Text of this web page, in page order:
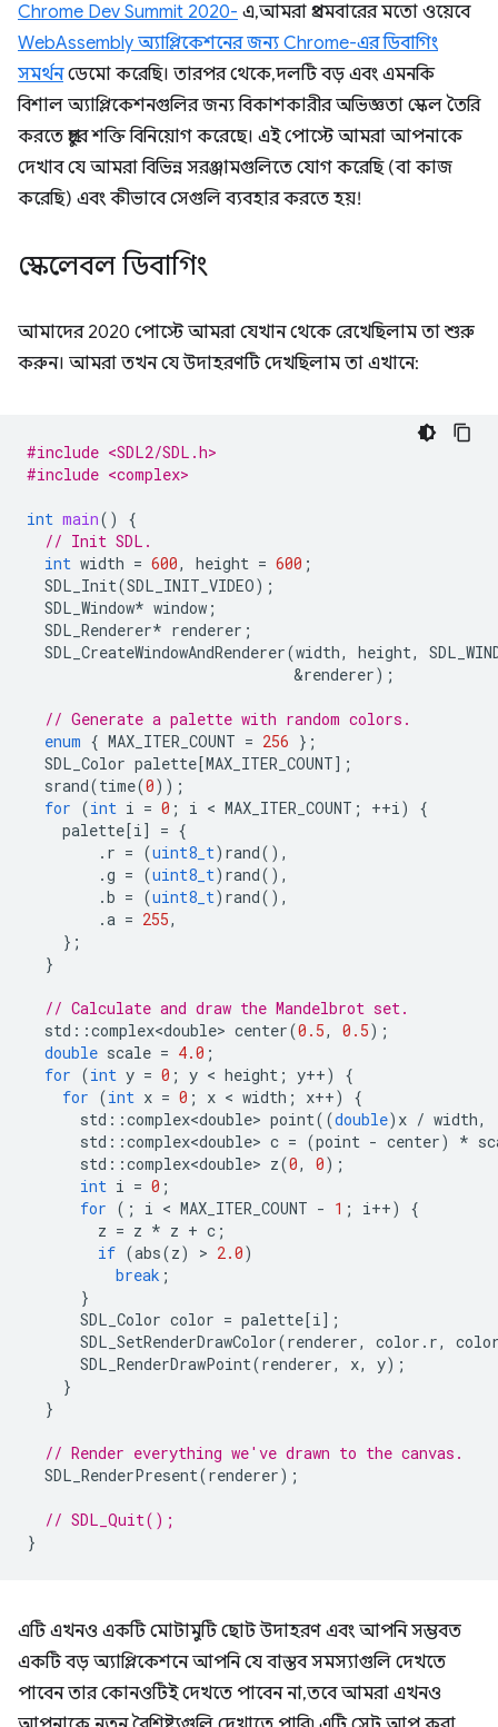
Chrome Dev Summit 2020- এ, আমরা প্রথমবারের মতো ওয়েবে
WebAssembly অ্যাপ্লিকেশনের জন্য Chrome-এর ডিবাগিং
সমর্থনডেমো করেছি। তারপর থেকে, দলটি বড় এবং এমনকি
বিশাল অ্যাপ্লিকেশনগুলির জন্য বিকাশকারীর অভিজ্ঞতা স্কেল তৈরি
করতে প্রচুর শক্তি বিনিয়োগ করেছে। এই পোস্টে আমরা আপনাকে
দেখাব যে আমরা বিভিন্ন সরঞ্জামগুলিতে যোগ করেছি (বা কাজ
করেছি) এবং কীভাবে সেগুলি ব্যবহার করতে হয়!
স্কেলেবল ডিবাগিং
আমাদের 2020 পোস্টে আমরা যেখান থেকে রেখেছিলাম তা শুরু
করুন। আমরা তখন যে উদাহরণটি দেখছিলাম তা এখানে:
#include <SDL2/SDL.h>
#include <complex>
int main()
{
// Init SDL.
int width = 600, height = 600 ;
SDL_Init(SDL_INIT_VIDEO);
SDL_Window* window ;
SDL_Renderer* renderer ;
SDL_CreateWindowAndRenderer(width, height,
&renderer);
// Generate a palette with random colors.
enum { MAX_ITER_COUNT = 256 };
SDL_Color palette[MAX_ITER_COUNT];
srand(time(0));
for (int i = 0 ; i < MAX_ITER_COUNT ; ++i)
{
palette[i] = {
. r = (uint8_t) rand(),
.g = (uint8_t) rand(),
.b = (uint8_t) rand(),
.a = 255,
};
}
// Calculate and draw the Mandelbrot set.
std ::complex<double> center(0.5, 0.5);
double scale = 4.0 ;
for (int y = 0 ; y < height ; y++)
{
for (int x = 0 ; x < width ; x++)
{
std ::complex<double> point((double) x / width,
std ::complex<double> c = (point - center) *
std ::complex<double> z(0, 0);
int i = 0 ;
for (; i < MAX_ITER_COUNT - 1 ; i++)
{
z = z * z + c ;
if (abs(z) > 2.0)
break ;
}
SDL_Color color = palette[i];
SDL_SetRenderDrawColor(renderer, color . r,
SDL_RenderDrawPoint(renderer, x, y);
}
}
// Render everything we've drawn to the canvas.
SDL_RenderPresent(renderer);
// SDL_Quit();
}
এটি এখনও একটি মোটামুটি ছোট উদাহরণ এবং আপনি সম্ভবত
একটি বড় অ্যাপ্লিকেশনে আপনি যে বাস্তব সমস্যাগুলি দেখতে
পাবেন তার কোনওটিই দেখতে পাবেন না, তবে আমরা এখনও